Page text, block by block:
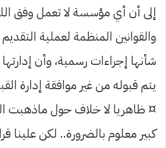
إلى أن أي مؤسسة لا تعمل وفق
والقوانين المنظمة لعملية
شأنها إجراءات رسمية، وأن
يتم قبوله من غير موافقة إدارة
¤ ظاهريا لا خلاف حول ماذهبت
كبير معلوم بالضرورة.. لكن علينا